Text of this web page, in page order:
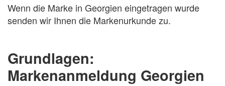
Wenn die Marke in Georgien eingetragen wurde
senden wir Ihnen die Markenurkunde zu.
Grundlagen:
Markenanmeldung Georgien